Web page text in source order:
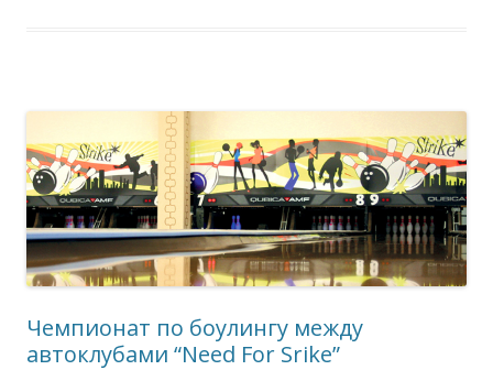
Чемпионат по боулингу между
автоклубами “Need For Srike”